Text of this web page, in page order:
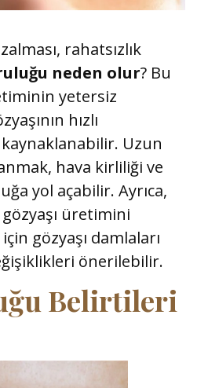
rahatsızlık
neden olur? Bu
yetersiz
hızlı
Uzun
hava kirliliği ve
yol açabilir. Ayrıca,
üretimini
gözyaşı damlaları
önerilebilir.
Belirtileri